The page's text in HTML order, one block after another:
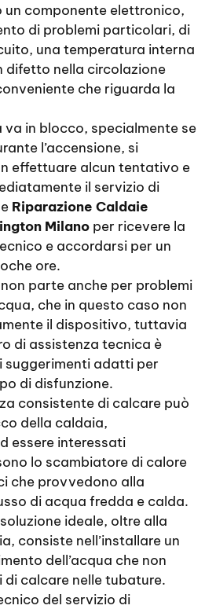
un componente elettronico,
di problemi particolari, di
una temperatura interna
difetto nella circolazione
che riguarda la
in blocco, specialmente se
l’accensione, si
effettuare alcun tentativo e
il servizio di
Riparazione Caldaie
Milano per ricevere la
e accordarsi per un
ore.
parte anche per problemi
che in questo caso non
il dispositivo, tuttavia
di assistenza tecnica è
suggerimenti adatti per
di disfunzione.
consistente di calcare può
della caldaia,
essere interessati
lo scambiatore di calore
che provvedono alla
di acqua fredda e calda.
ideale, oltre alla
consiste nell’installare un
dell’acqua che non
calcare nelle tubature.
del servizio di